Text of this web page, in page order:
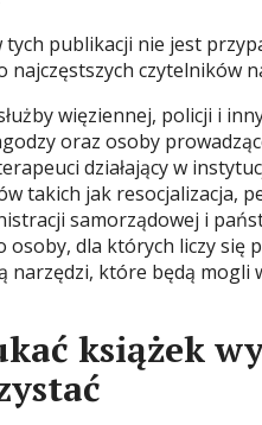
publikacji nie jest
najczęstszych czytelników
więziennej, policji i
oraz osoby
działający w
takich jak resocjalizacja,
samorządowej i
osoby, dla których liczy
narzędzi, które będą mogli
książek